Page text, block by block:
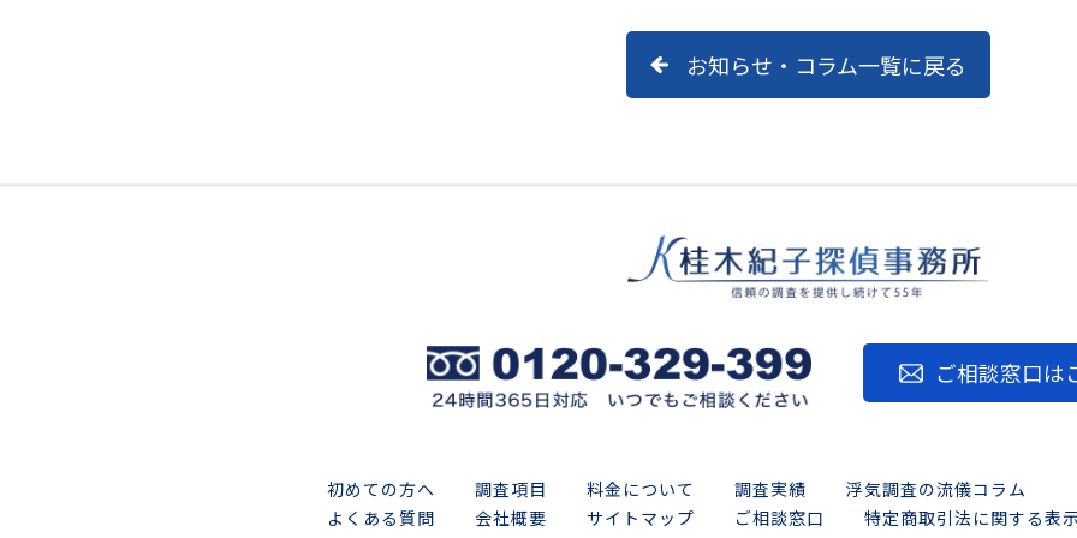
お知らせ・コラム一覧に戻る
ご相談窓口は
初めての方へ 調査項目 料金について 調査実績
浮気調査の流儀コラム
よくある質問
会社概要 サイトマップ ご相談窓口 特定商取引法に関する表